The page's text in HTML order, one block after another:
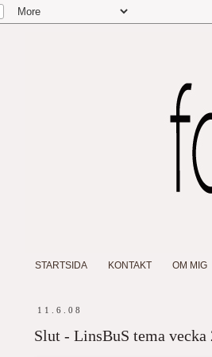
STARTSIDA KONTAKT OM MIG
11.6.08
Slut - LinsBuS tema vecka